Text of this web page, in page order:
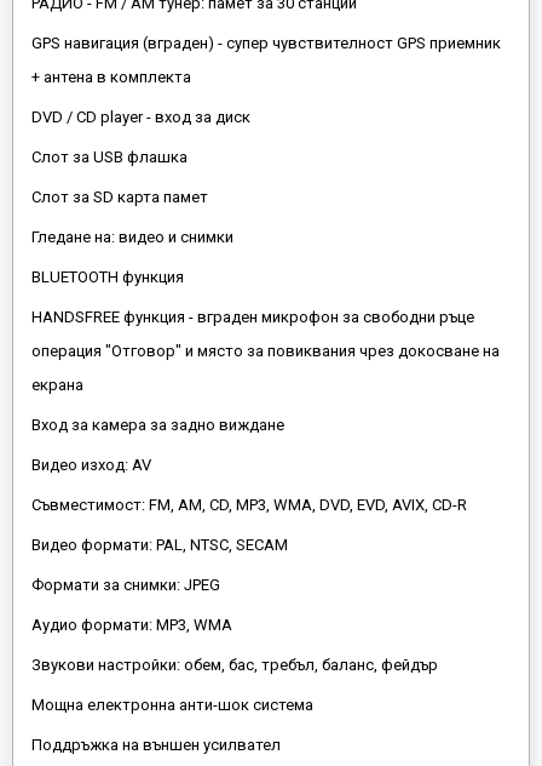
GPS навигация (вграден) - супер чувствителност GPS приемник
+ антена в комплекта
DVD / CD player - вход за диск
Слот за USB флашка
Слот за SD карта памет
Гледане на: видео и снимки
BLUETOOTH функция
HANDSFREE функция - вграден микрофон за свободни ръце
операция "Отговор" и място за повиквания чрез докосване на
екрана
Вход за камера за задно виждане
Видео изход: AV
Съвместимост: FM, AM, CD, MP3, WMA, DVD, EVD, AVIX, CD-R
Видео формати: PAL, NTSC, SECAM
Формати за снимки: JPEG
Аудио формати: MP3, WMA
Звукови настройки: обем, бас, требъл, баланс, фейдър
Мощна електронна анти-шок система
Поддръжка на външен усилвател